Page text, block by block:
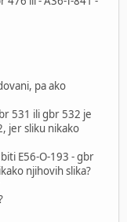
pa ako
531 ili gbr 532 je
jer sliku nikako
E56-O-193 - gbr
njihovih slika?